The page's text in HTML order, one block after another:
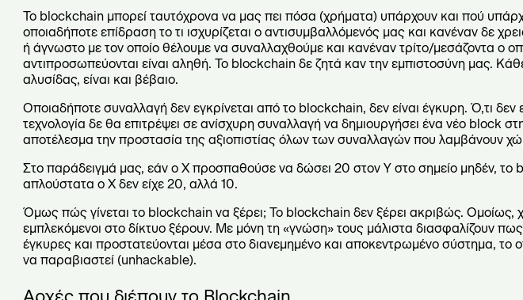
Το blockchain μπορεί ταυτόχρονα να μας πει πόσα (χρήματα) υπάρχουν και πού
οποιαδήποτε επίδραση το τι ισχυρίζεται ο αντισυμβαλλόμενός μας και κανέναν δε
ή άγνωστο με τον οποίο θέλουμε να συναλλαχθούμε και κανέναν τρίτο/μεσάζοντα ο
αντιπροσωπεύονται είναι αληθή. Το blockchain δε ζητά καν την εμπιστοσύνη μας.
αλυσίδας, είναι και βέβαιο.
Οποιαδήποτε συναλλαγή δεν εγκρίνεται από το blockchain, δεν είναι έγκυρη. Ό,τι δεν
τεχνολογία δε θα επιτρέψει σε ανίσχυρη συναλλαγή να δημιουργήσει ένα νέο block
αποτέλεσμα την προστασία της αξιοπιστίας όλων των συναλλαγών που λαμβάνουν
Στο παράδειγμά μας, εάν ο Χ προσπαθούσε να δώσει 20 στον Y στο σημείο μηδέν, το
απλούστατα ο Χ δεν είχε 20, αλλά 10.
Όμως πώς γίνεται το blockchain να ξέρει; Το blockchain δεν ξέρει ακριβώς. Ομοίως,
εμπλεκόμενοι στο δίκτυο ξέρουν. Με μόνη τη «γνώση» τους μάλιστα διασφαλίζουν
έγκυρες και προστατεύονται μέσα στο διανεμημένο και αποκεντρωμένο σύστημα, το
να παραβιαστεί (unhackable).